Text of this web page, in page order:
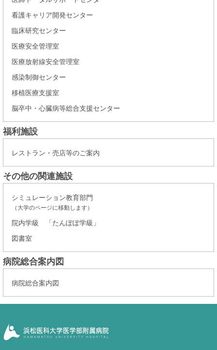
看護キャリア開発センター
臨床研究センター
医療安全管理室
医療放射線安全管理室
感染制御センター
移植医療支援室
脳卒中・心臓病等総合支援センター
福利施設
レストラン・売店等のご案内
その他の関連施設
シミュレーション教育部門
（大学のページに移動します）
院内学級 「たんぽぽ学級」
図書室
病院総合案内図
病院総合案内図